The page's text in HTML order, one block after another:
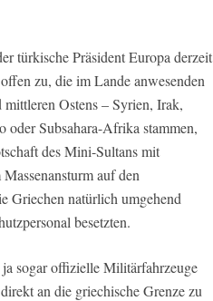
türkische Präsident Europa derzeit
zu, die im Lande anwesenden
Ostens – Syrien, Irak,
oder Subsahara-Afrika stammen,
des Mini-Sultans mit
auf den
Griechen natürlich umgehend
besetzten.
sogar offizielle Militärfahrzeuge
an die griechische Grenze zu